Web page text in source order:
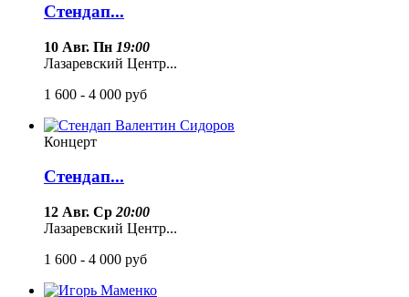
Стендап...
10 Авг. Пн 19:00
Лазаревский Центр...
1 600 - 4 000 руб
Концерт
Стендап...
12 Авг. Ср 20:00
Лазаревский Центр...
1 600 - 4 000 руб